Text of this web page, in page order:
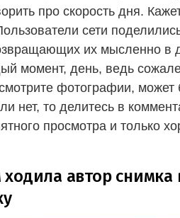
про скорость дня.
сети
их мысленно в
момент, день, ведь
фотографии, может
нет, то делитесь в
просмотра и только
ходила автор